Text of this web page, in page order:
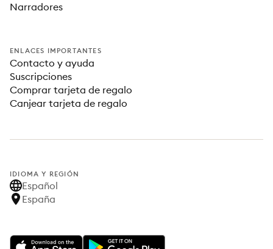
Narradores
ENLACES IMPORTANTES
Contacto y ayuda
Suscripciones
Comprar tarjeta de regalo
Canjear tarjeta de regalo
IDIOMA Y REGIÓN
Español
España